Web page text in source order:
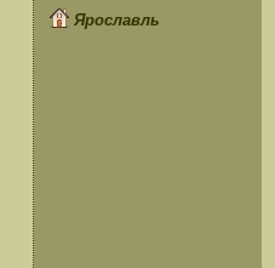
Ярославль